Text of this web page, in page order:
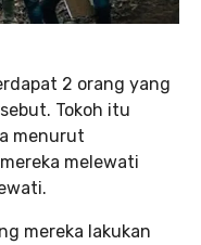
2 orang yang
Tokoh itu
menurut
melewati
mereka lakukan